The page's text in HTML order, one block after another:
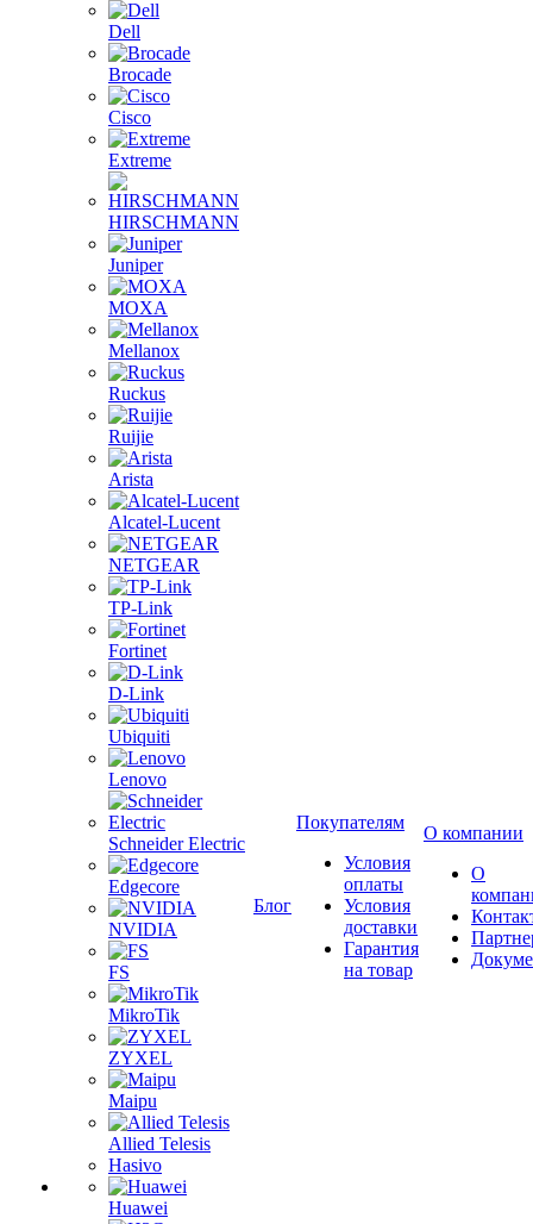
Dell
Brocade
Cisco
Extreme
HIRSCHMANN
Juniper
MOXA
Mellanox
Ruckus
Ruijie
Arista
Alcatel-Lucent
NETGEAR
TP-Link
Fortinet
D-Link
Ubiquiti
Lenovo
Schneider Electric
Edgecore
NVIDIA
FS
MikroTik
ZYXEL
Maipu
Allied Telesis
Hasivo
Huawei
Блог
Покупателям
Условия
оплаты
Условия
доставки
Гарантия
на товар
О компании
О